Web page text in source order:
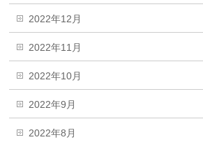
2022年12月
2022年11月
2022年10月
2022年9月
2022年8月